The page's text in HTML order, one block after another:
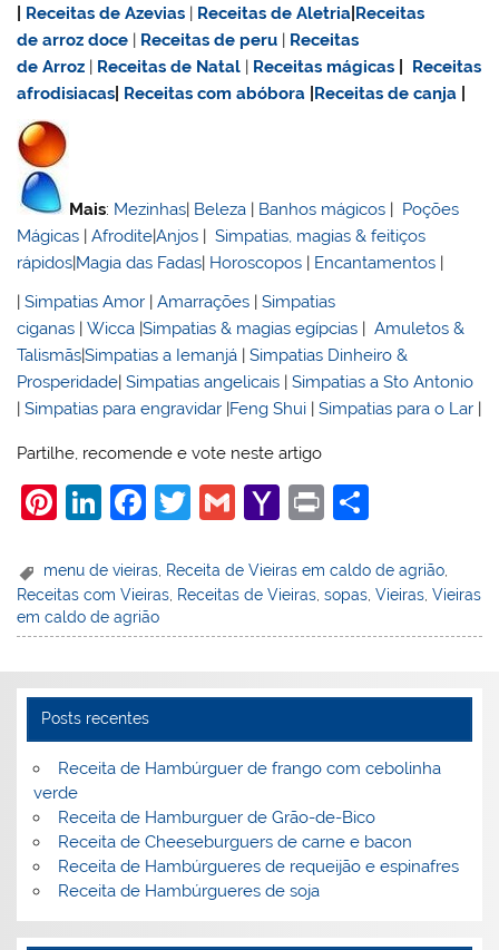
Receitas de Azevias | Receitas de Aletria Receitas
dearroz doce | Receitas de peru | Receitas
de Arroz | Receitas de Natal | Receitas mágicas
Receitas
afrodisiacas Receitas com abóbora Receitas de canja
Mais: Mezinhas| Beleza | Banhos mágicos | Poções
Mágicas |Afrodite|Anjos |Simpatias, magias & feitiços
rápidos|Magia das Fadas| Horoscopos | Encantamentos |
|Simpatias Amor |Amarrações |Simpatias
ciganas |Wicca |Simpatias & magias egípcias |Amuletos &
Talismãs|Simpatias a Iemanjá |Simpatias Dinheiro &
Prosperidade |Simpatias angelicais |Simpatias a Sto Antonio
|Simpatias para engravidar Feng Shui |Simpatias para o Lar
Partilhe, recomende e vote neste artigo
Pi
er
e
st
Li
k
e
dI
F
c
e
b
o
k
T
itt
er
G
ai
l
Y
h
o
o
l
Pr
t
ar
e
menu de vieiras Receita de Vieiras em caldo de agrião
Receitas com Vieiras Receitas de Vieiras ,sopas ,Vieiras ,Vieiras
em caldo de agrião
Posts recentes
Receita de Hambúrguer de frango com cebolinha
verde
Receita de Hamburguer de Grão-de-Bico
Receita de Cheeseburguers de carne e bacon
Receita de Hambúrgueres de requeijão e espinafres
Receita de Hambúrgueres de soja